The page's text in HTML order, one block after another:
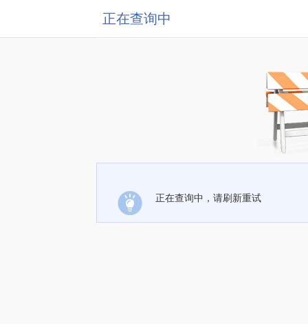
正在查询中
正在查询中，请刷新重试